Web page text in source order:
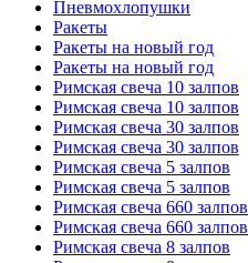
Пневмохлопушки
Ракеты
Ракеты на новый год
Ракеты на новый год
Римская свеча 10 залпов
Римская свеча 10 залпов
Римская свеча 30 залпов
Римская свеча 30 залпов
Римская свеча 5 залпов
Римская свеча 5 залпов
Римская свеча 660 залпов
Римская свеча 660 залпов
Римская свеча 8 залпов